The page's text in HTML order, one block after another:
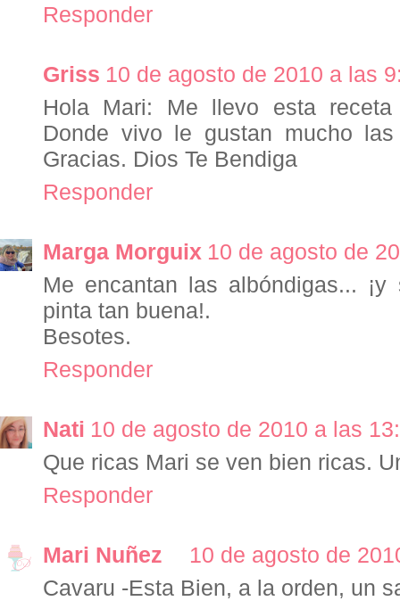
Responder
Griss 10 de agosto de 2010 a las
Hola Mari: Me llevo esta
Donde vivo le gustan mucho
Gracias. Dios Te Bendiga
Responder
Marga Morguix 10 de agosto de
Me encantan las albóndigas...
pinta tan buena!.
Besotes.
Responder
Nati 10 de agosto de 2010 a las
Que ricas Mari se ven bien ricas.
Responder
Mari Nuñez
10 de agosto de
Cavaru -Esta Bien, a la orden, un